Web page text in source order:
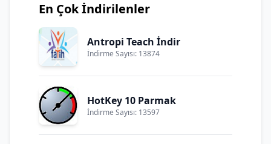
En Çok İndirilenler
Antropi Teach İndir
İndirme Sayısı: 13874
HotKey 10 Parmak
İndirme Sayısı: 13597